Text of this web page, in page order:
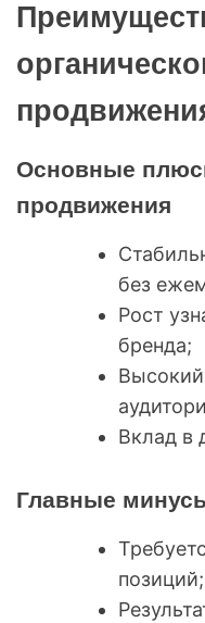
Основные
продвижения
без
Рост
бренда;
Вклад в
Главные
позиций;